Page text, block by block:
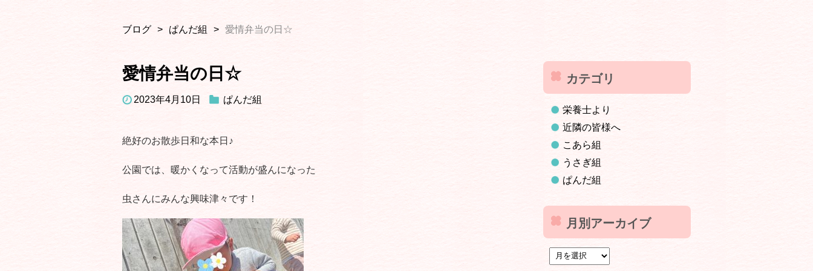
ブログ ぱんだ組 愛情弁当の日☆
愛情弁当の日☆
2023年4月10日 ぱんだ組
絶好のお散歩日和な本日♪
公園では、暖かくなって活動が盛んになった
虫さんにみんな興味津々です！
カテゴリ
栄養士より
近隣の皆様へ
こあら組
うさぎ組
ぱんだ組
月別アーカイブ